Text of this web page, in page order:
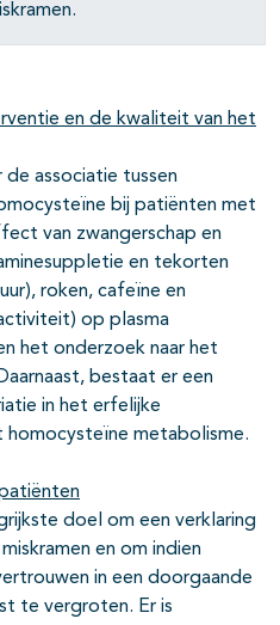
en de kwaliteit van het
de associatie tussen
bij patiënten met
van zwangerschap en
en tekorten
roken, cafeïne en
op plasma
het onderzoek naar het
bestaat er een
in het erfelijke
homocysteïne metabolisme.
doel om een verklaring
en om indien
in een doorgaande
te vergroten. Er is